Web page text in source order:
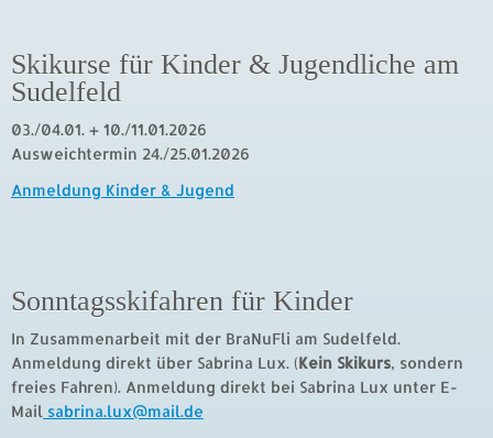
Skikurse für Kinder & Jugendliche am
Sudelfeld
03./04.01. + 10./11.01.2026
Ausweichtermin 24./25.01.2026
Anmeldung Kinder & Jugend
Sonntagsskifahren für Kinder
In Zusammenarbeit mit der BraNuFli am Sudelfeld.
Anmeldung direkt über Sabrina Lux. (Kein Skikurs, sondern
freies Fahren). Anmeldung direkt bei Sabrina Lux unter E-
Mail sabrina.lux@mail.de